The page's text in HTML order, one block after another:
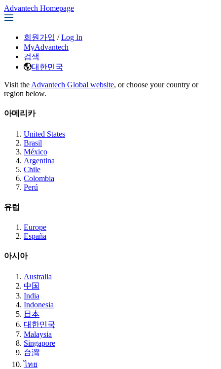
Advantech Homepage
회원가입 / Log In
MyAdvantech
검색
대한민국
Visit the Advantech Global website, or choose your country or
region below.
아메리카
United States
Brasil
México
Argentina
Chile
Colombia
Perú
유럽
Europe
España
아시아
Australia
中国
India
Indonesia
日本
대한민국
Malaysia
Singapore
台灣
ไทย